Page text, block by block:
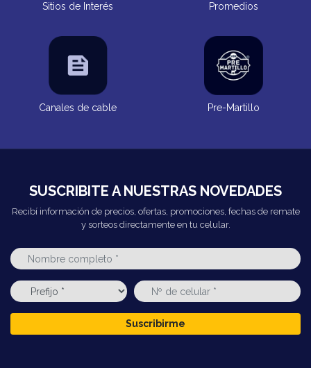
Sitios de Interés Promedios
Canales de cable Pre-Martillo
SUSCRIBITE A NUESTRAS NOVEDADES
Recibí información de precios, ofertas, promociones, fechas de remate
y sorteos directamente en tu celular.
Suscribirme